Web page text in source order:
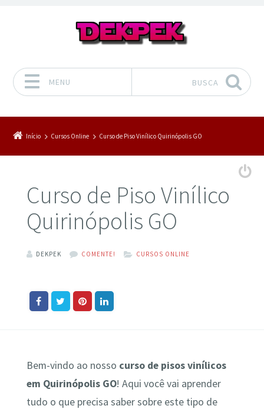
MENU BUSCA
Início Cursos Online Curso de Piso Vinílico Quirinópolis GO
Curso de Piso Vinílico
Quirinópolis GO
DEKPEK COMENTE! CURSOS ONLINE
Bem-vindo ao nosso curso de pisos vinílicos
em Quirinópolis GO! Aqui você vai aprender
tudo o que precisa saber sobre este tipo de